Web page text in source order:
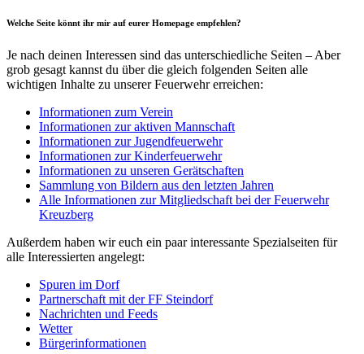
Welche Seite könnt ihr mir auf eurer Homepage empfehlen?
Je nach deinen Interessen sind das unterschiedliche Seiten – Aber
grob gesagt kannst du über die gleich folgenden Seiten alle
wichtigen Inhalte zu unserer Feuerwehr erreichen:
Informationen zum Verein
Informationen zur aktiven Mannschaft
Informationen zur Jugendfeuerwehr
Informationen zur Kinderfeuerwehr
Informationen zu unseren Gerätschaften
Sammlung von Bildern aus den letzten Jahren
Alle Informationen zur Mitgliedschaft bei der Feuerwehr
Kreuzberg
Außerdem haben wir euch ein paar interessante Spezialseiten für
alle Interessierten angelegt:
Spuren im Dorf
Partnerschaft mit der FF Steindorf
Nachrichten und Feeds
Wetter
Bürgerinformationen